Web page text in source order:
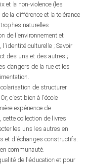
et la non-violence (les
la différence et la tolérance
naturelles
de l'environnement et
l'identité culturelle ; Savoir
des uns et des autres ;
dangers de la rue et les
de structurer
c'est bien à l'école
expérience de
collection de livres
les uns les autres en
et d'échanges constructifs.
communauté.
de l'éducation et pour